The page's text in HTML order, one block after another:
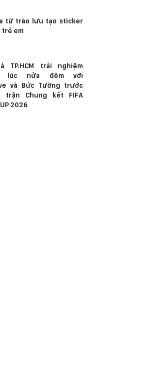
từ trào lưu tạo sticker
trẻ em
TP.HCM trải nghiệm
lúc nửa đêm với
và Bức Tường trước
trận Chung kết FIFA
2026